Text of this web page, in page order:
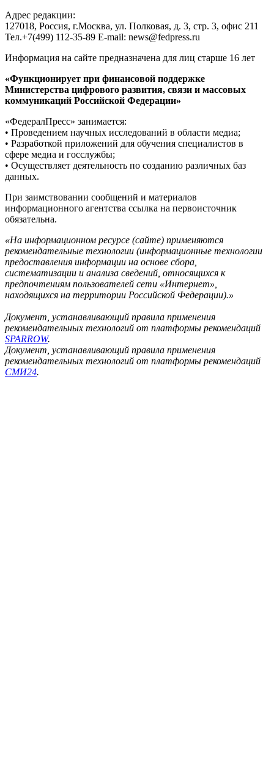
Адрес редакции:
127018, Россия, г.Москва, ул. Полковая, д. 3, стр. 3, офис 211
Тел.+7(499) 112-35-89 E-mail: news@fedpress.ru
Информация на сайте предназначена для лиц старше 16 лет
«Функционирует при финансовой поддержке
Министерства цифрового развития, связи и массовых
коммуникаций Российской Федерации»
«ФедералПресс» занимается:
• Проведением научных исследований в области медиа;
• Разработкой приложений для обучения специалистов в
сфере медиа и госслужбы;
• Осуществляет деятельность по созданию различных баз
данных.
При заимствовании сообщений и материалов
информационного агентства ссылка на первоисточник
обязательна.
«На информационном ресурсе (сайте) применяются
рекомендательные технологии (информационные технологии
предоставления информации на основе сбора,
систематизации и анализа сведений, относящихся к
предпочтениям пользователей сети «Интернет»,
находящихся на территории Российской Федерации).»
Документ, устанавливающий правила применения
рекомендательных технологий от платформы рекомендаций
SPARROW.
Документ, устанавливающий правила применения
рекомендательных технологий от платформы рекомендаций
СМИ24.